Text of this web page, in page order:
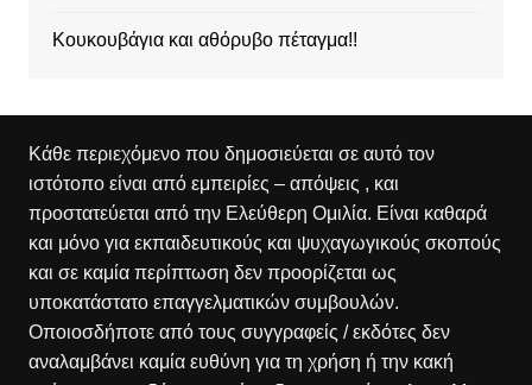
Κουκουβάγια και αθόρυβο πέταγμα!!
Κάθε περιεχόμενο που δημοσιεύεται σε αυτό τον
ιστότοπο είναι από εμπειρίες – απόψεις , και
προστατεύεται από την Ελεύθερη Ομιλία. Είναι καθαρά
και μόνο για εκπαιδευτικούς και ψυχαγωγικούς σκοπούς
και σε καμία περίπτωση δεν προορίζεται ως
υποκατάστατο επαγγελματικών συμβουλών.
Οποιοσδήποτε από τους συγγραφείς / εκδότες δεν
αναλαμβάνει καμία ευθύνη για τη χρήση ή την κακή